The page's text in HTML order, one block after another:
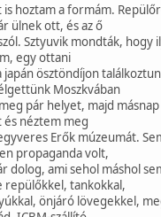
is hoztam a formám.
ülnek ott, és az ő
Sztyuvik mondták, hogy
egy ottani
japán ösztöndíjon
Moszkvában
pár helyet, majd
és néztem meg
Erők múzeumát.
propaganda volt,
dolog, ami sehol máshol
repülőkkel, tankokkal,
önjáró lövegekkel,